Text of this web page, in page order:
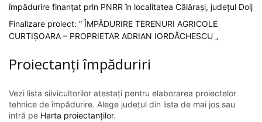
împădurire finanțat prin PNRR în localitatea Călărași, județul Dolj
Finalizare proiect: ” ÎMPĂDURIRE TERENURI AGRICOLE
CURTIȘOARA – PROPRIETAR ADRIAN IORDĂCHESCU „
Proiectanți împăduriri
Vezi lista silvicultorilor atestați pentru elaborarea proiectelor
tehnice de împădurire. Alege județul din lista de mai jos sau
intră pe Harta proiectanților.